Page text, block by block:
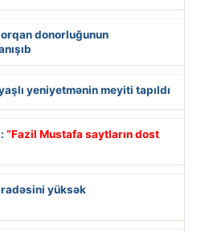
donorluğunun
yeniyetmənin meyiti tapıldı
“Fazil Mustafa saytların dost
yüksək